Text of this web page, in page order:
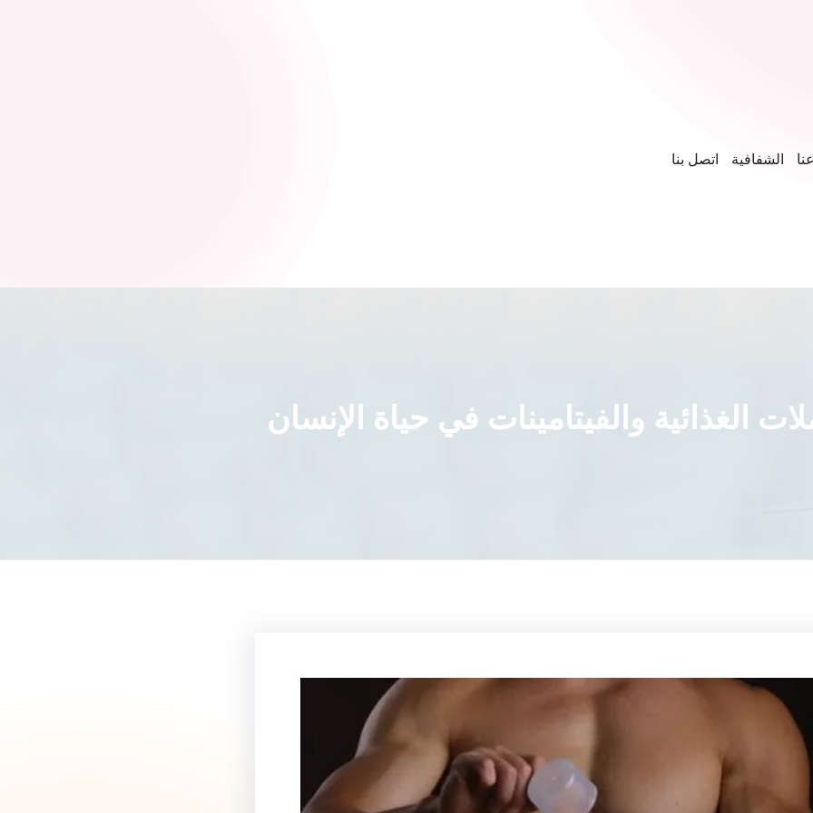
الشفافية اتصل بنا
الغذائية والفيتامينات في حياة الإنسان